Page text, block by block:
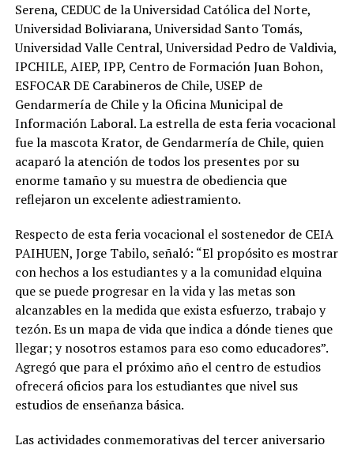
Serena, CEDUC de la Universidad Católica del Norte,
Universidad Boliviarana, Universidad Santo Tomás,
Universidad Valle Central, Universidad Pedro de Valdivia,
IPCHILE, AIEP, IPP, Centro de Formación Juan Bohon,
ESFOCAR DE Carabineros de Chile, USEP de
Gendarmería de Chile y la Oficina Municipal de
Información Laboral. La estrella de esta feria vocacional
fue la mascota Krator, de Gendarmería de Chile, quien
acaparó la atención de todos los presentes por su
enorme tamaño y su muestra de obediencia que
reflejaron un excelente adiestramiento.
Respecto de esta feria vocacional el sostenedor de CEIA
PAIHUEN, Jorge Tabilo, señaló: “El propósito es mostrar
con hechos a los estudiantes y a la comunidad elquina
que se puede progresar en la vida y las metas son
alcanzables en la medida que exista esfuerzo, trabajo y
tezón. Es un mapa de vida que indica a dónde tienes que
llegar; y nosotros estamos para eso como educadores”.
Agregó que para el próximo año el centro de estudios
ofrecerá oficios para los estudiantes que nivel sus
estudios de enseñanza básica.
Las actividades conmemorativas del tercer aniversario